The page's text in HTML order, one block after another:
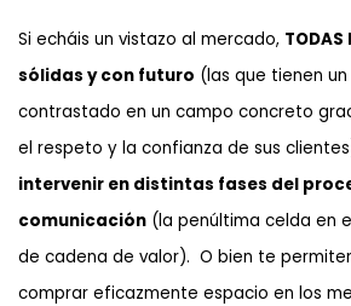
Si echáis un vistazo al mercado,
sólidas y con futuro (las que tienen
contrastado en un campo concreto
el respeto y la confianza de sus
intervenir en distintas fases del
comunicación (la penúltima celda en
de cadena de valor). O bien te
comprar eficazmente espacio en los